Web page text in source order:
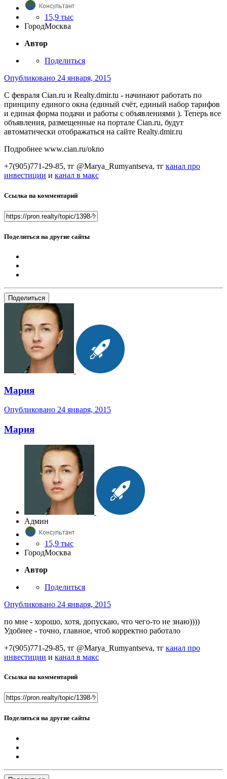
15,9 тыс
ГородМосква
Автор
Поделиться
Опубликовано 24 января, 2015
C февраля Cian.ru и Realty.dmir.tu - начинают работать по
принципу единого окна (единый счёт, единый набор тарифов
и единая форма подачи и работы с объявлениями ). Теперь все
объявления, размещенные на портале Cian.ru, будут
автоматически отображаться на сайте Realty.dmir.ru
Подробнее www.cian.ru/okno
+7(905)771-29-85, тг @Marya_Rumyantseva, тг канал про
инвестиции и канал в макс
Ссылка на комментарий
Поделиться на другие сайты
Поделиться
Мария
Опубликовано 24 января, 2015
Мария
Админ
15,9 тыс
ГородМосква
Автор
Поделиться
Опубликовано 24 января, 2015
по мне - хорошо, хотя, допускаю, что чего-то не знаю))))
Удобнее - точно, главное, чтоб корректно работало
+7(905)771-29-85, тг @Marya_Rumyantseva, тг канал про
инвестиции и канал в макс
Ссылка на комментарий
Поделиться на другие сайты